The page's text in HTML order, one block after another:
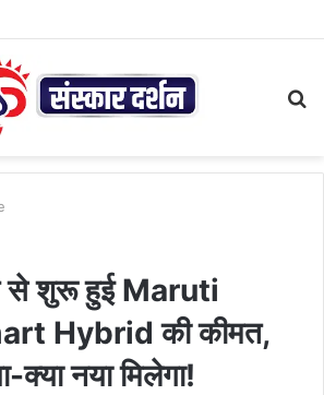
से शुरू हुई Maruti
Hybrid की कीमत,
क्या नया मिलेगा!